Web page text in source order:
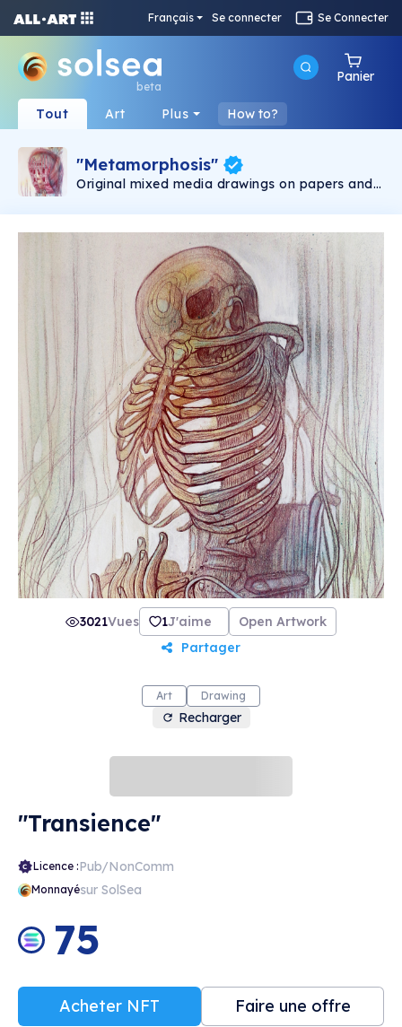
Français Se connecter Se Connecter
beta
Panier
Tout Art Plus How to?
"Metamorphosis"
Original mixed media drawings on papers and
3021Vues 1J'aime
Open Artwork
Partager
Art Drawing
Recharger
"Transience"
Licence :Pub/NonComm
Monnayésur SolSea
75
Acheter NFT Faire une offre